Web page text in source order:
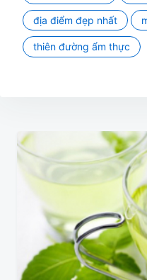
địa điểm đẹp nhất
thiên đường ẩm thực
Điều
hướng
bài
viết